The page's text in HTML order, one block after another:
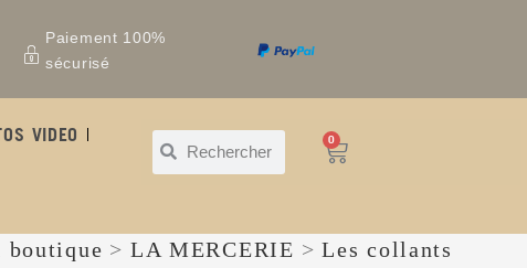
Paiement 100%
sécurisé
VIDEO
0
boutique > LA MERCERIE > Les collants